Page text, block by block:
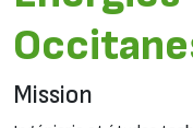
Mission